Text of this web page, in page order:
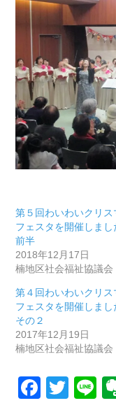
第５回わいわいクリス
フェスタを開催しまし
前半
2018年12月17日
楠地区社会福祉協議会
第４回わいわいクリス
フェスタを開催しまし
その２
2017年12月19日
楠地区社会福祉協議会